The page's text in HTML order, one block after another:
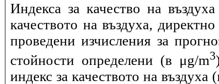
Индекса за качество на
качеството на въздуха,
проведени изчисления за
стойности определени (в μg/m3
индекс за качеството на